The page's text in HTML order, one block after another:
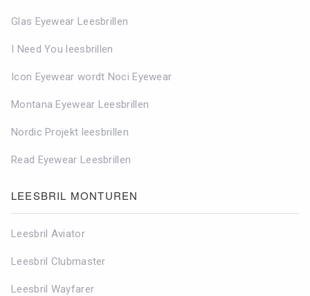
Glas Eyewear Leesbrillen
I Need You leesbrillen
Icon Eyewear wordt Noci Eyewear
Montana Eyewear Leesbrillen
Nordic Projekt leesbrillen
Read Eyewear Leesbrillen
LEESBRIL MONTUREN
Leesbril Aviator
Leesbril Clubmaster
Leesbril Wayfarer